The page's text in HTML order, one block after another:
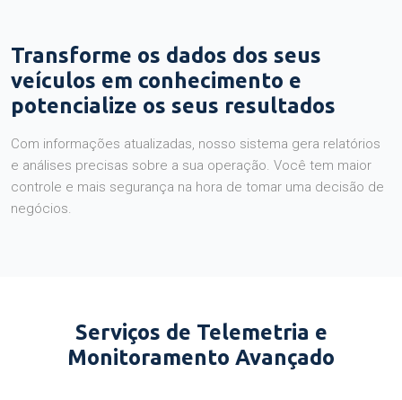
Transforme os dados dos seus
veículos em conhecimento e
potencialize os seus resultados
Com informações atualizadas, nosso sistema gera relatórios
e análises precisas sobre a sua operação. Você tem maior
controle e mais segurança na hora de tomar uma decisão de
negócios.
Serviços de Telemetria e
Monitoramento Avançado